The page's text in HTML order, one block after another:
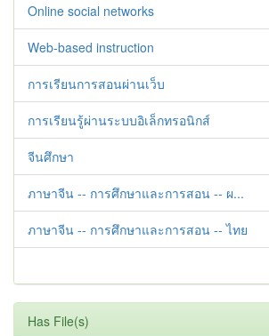
Online social networks
Web-based instruction
การเรียนการสอนผ่านเว็บ
การเรียนรู้ผ่านระบบอิเล็กทรอนิกส์
จีนศึกษา
ภาษาจีน -- การศึกษาและการสอน -- ผ...
ภาษาจีน -- การศึกษาและการสอน -- ไทย
Has File(s)